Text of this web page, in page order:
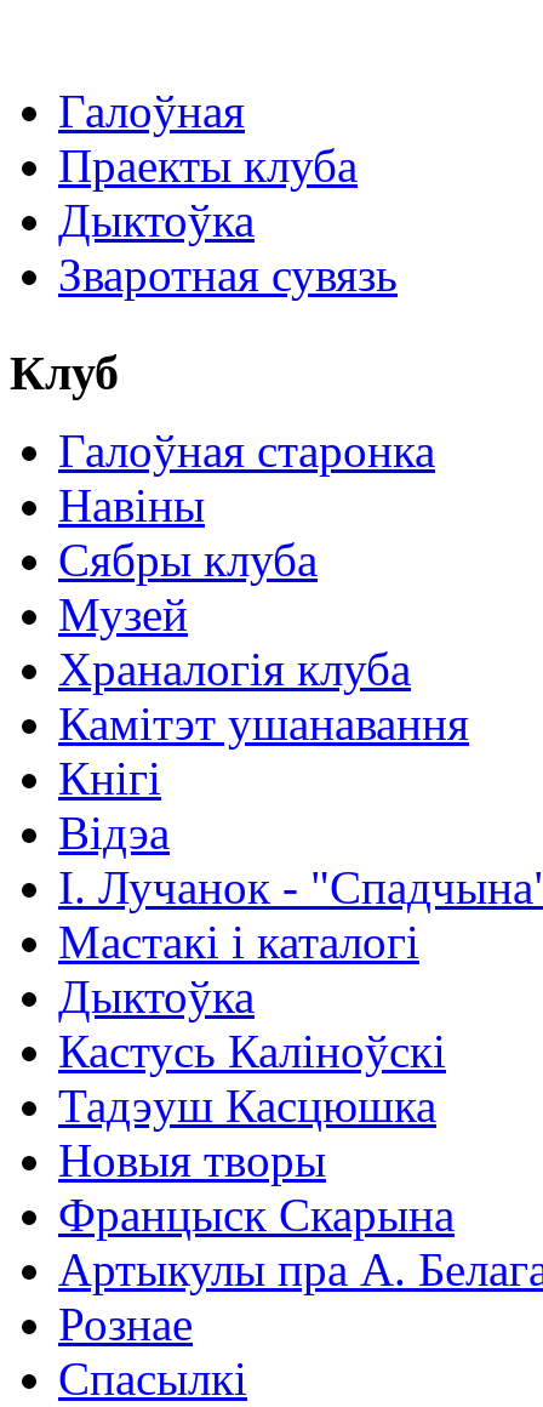
Галоўная
Праекты клуба
Дыктоўка
Зваротная сувязь
Клуб
Галоўная старонка
Навіны
Сябры клуба
Музей
Храналогія клуба
Камітэт ушанавання
Кнігі
Відэа
І. Лучанок -
Мастакі i каталогi
Дыктоўка
Кастусь Каліноўскі
Тадэуш Касцюшка
Новыя творы
Францыск Скарына
Артыкулы пра А.
Рознае
Спасылкі